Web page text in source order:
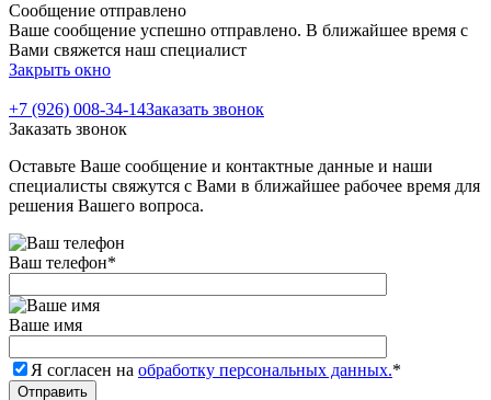
Сообщение отправлено
Ваше сообщение успешно отправлено. В ближайшее время с
Вами свяжется наш специалист
Закрыть окно
+7 (926) 008-34-14Заказать звонок
Заказать звонок
Оставьте Ваше сообщение и контактные данные и наши
специалисты свяжутся с Вами в ближайшее рабочее время для
решения Вашего вопроса.
Ваш телефон*
Ваше имя
Я согласен на обработку персональных данных.*